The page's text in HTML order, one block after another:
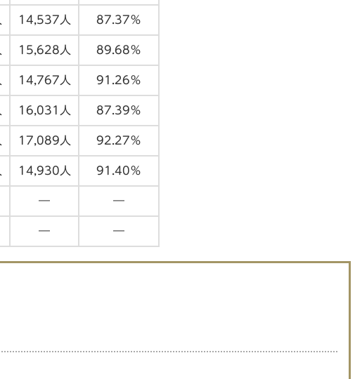
14,537人 87.37％
15,628人 89.68％
14,767人 91.26％
16,031人 87.39％
17,089人 92.27％
14,930人 91.40％
― ―
― ―